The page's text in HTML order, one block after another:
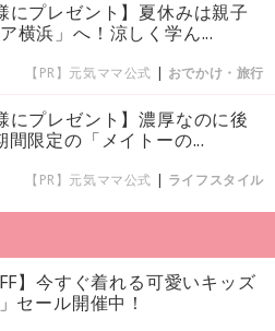
にプレゼント】夏休みは親子
横浜」へ！涼しく学ん...
【PR】元気ママ公式 | おでかけ・旅行
にプレゼント】濃厚なのに後
間限定の「メイトーの...
【PR】元気ママ公式 | ライフスタイル
】今すぐ着れる可愛いキッズ
セール開催中！